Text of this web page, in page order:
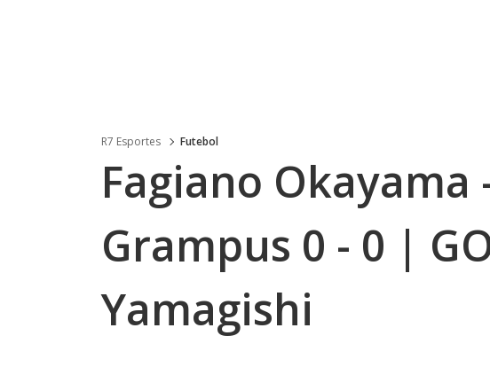
R7 Esportes Futebol
Fagiano Okayama
Grampus 0 - 0 |
Yamagishi